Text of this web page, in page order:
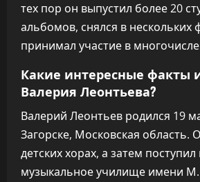
тех пор он выпустил более 20
альбомов, снялся в нескольких
принимал участие в
Какие интересные факты
Валерия Леонтьева?
Валерий Леонтьев родился 19
Загорске, Московская область.
детских хорах, а затем
музыкальное училище имени